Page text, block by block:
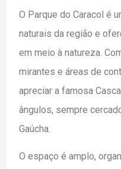
O Parque do Caracol é
naturais da região e
em meio à natureza.
mirantes e áreas de
apreciar a famosa
ângulos, sempre
Gaúcha.
O espaço é amplo,